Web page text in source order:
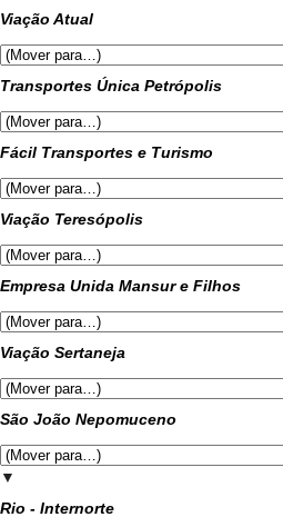
Viação Atual
Transportes Única Petrópolis
Fácil Transportes e Turismo
Viação Teresópolis
Empresa Unida Mansur e Filhos
Viação Sertaneja
São João Nepomuceno
▼
Rio - Internorte